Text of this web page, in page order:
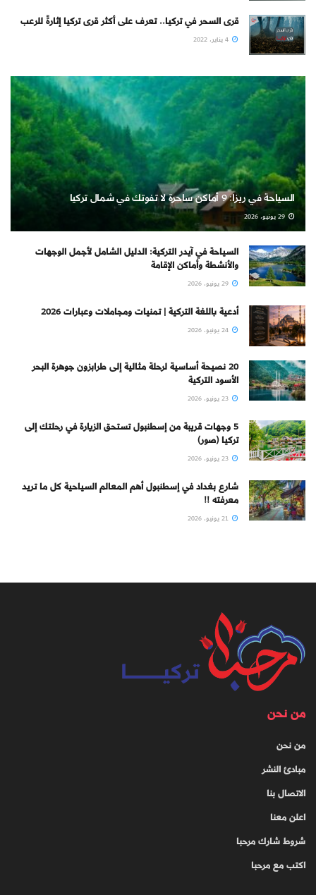
قرى السحر في تركيا.. تعرف على أكثر قرى تركيا إثارةً للرعب
السياحة في ريزا: 9 أماكن ساحرة لا تفوتك في شمال تركيا
السياحة في آيدر التركية: الدليل الشامل لأجمل الوجهات
والأنشطة وأماكن الإقامة
أدعية باللغة التركية | تمنيات ومجاملات وعبارات 2026
20 نصيحة أساسية لرحلة مثالية إلى طرابزون جوهرة البحر
الأسود التركية
5 وجهات قريبة من إسطنبول تستحق الزيارة في رحلتك إلى
تركيا (صور)
شارع بغداد في إسطنبول أهم المعالم السياحية كل ما تريد
معرفته !!
من نحن
من نحن
مبادئ النشر
الاتصال بنا
اعلن معنا
شروط شارك مرحبا
اكتب مع مرحبا